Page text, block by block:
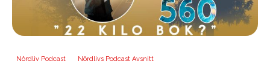
Nördliv Podcast Nördlivs Podcast Avsnitt